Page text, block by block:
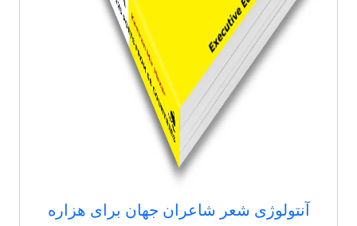
آنتولوژی شعر شاعران جهان برای هزاره